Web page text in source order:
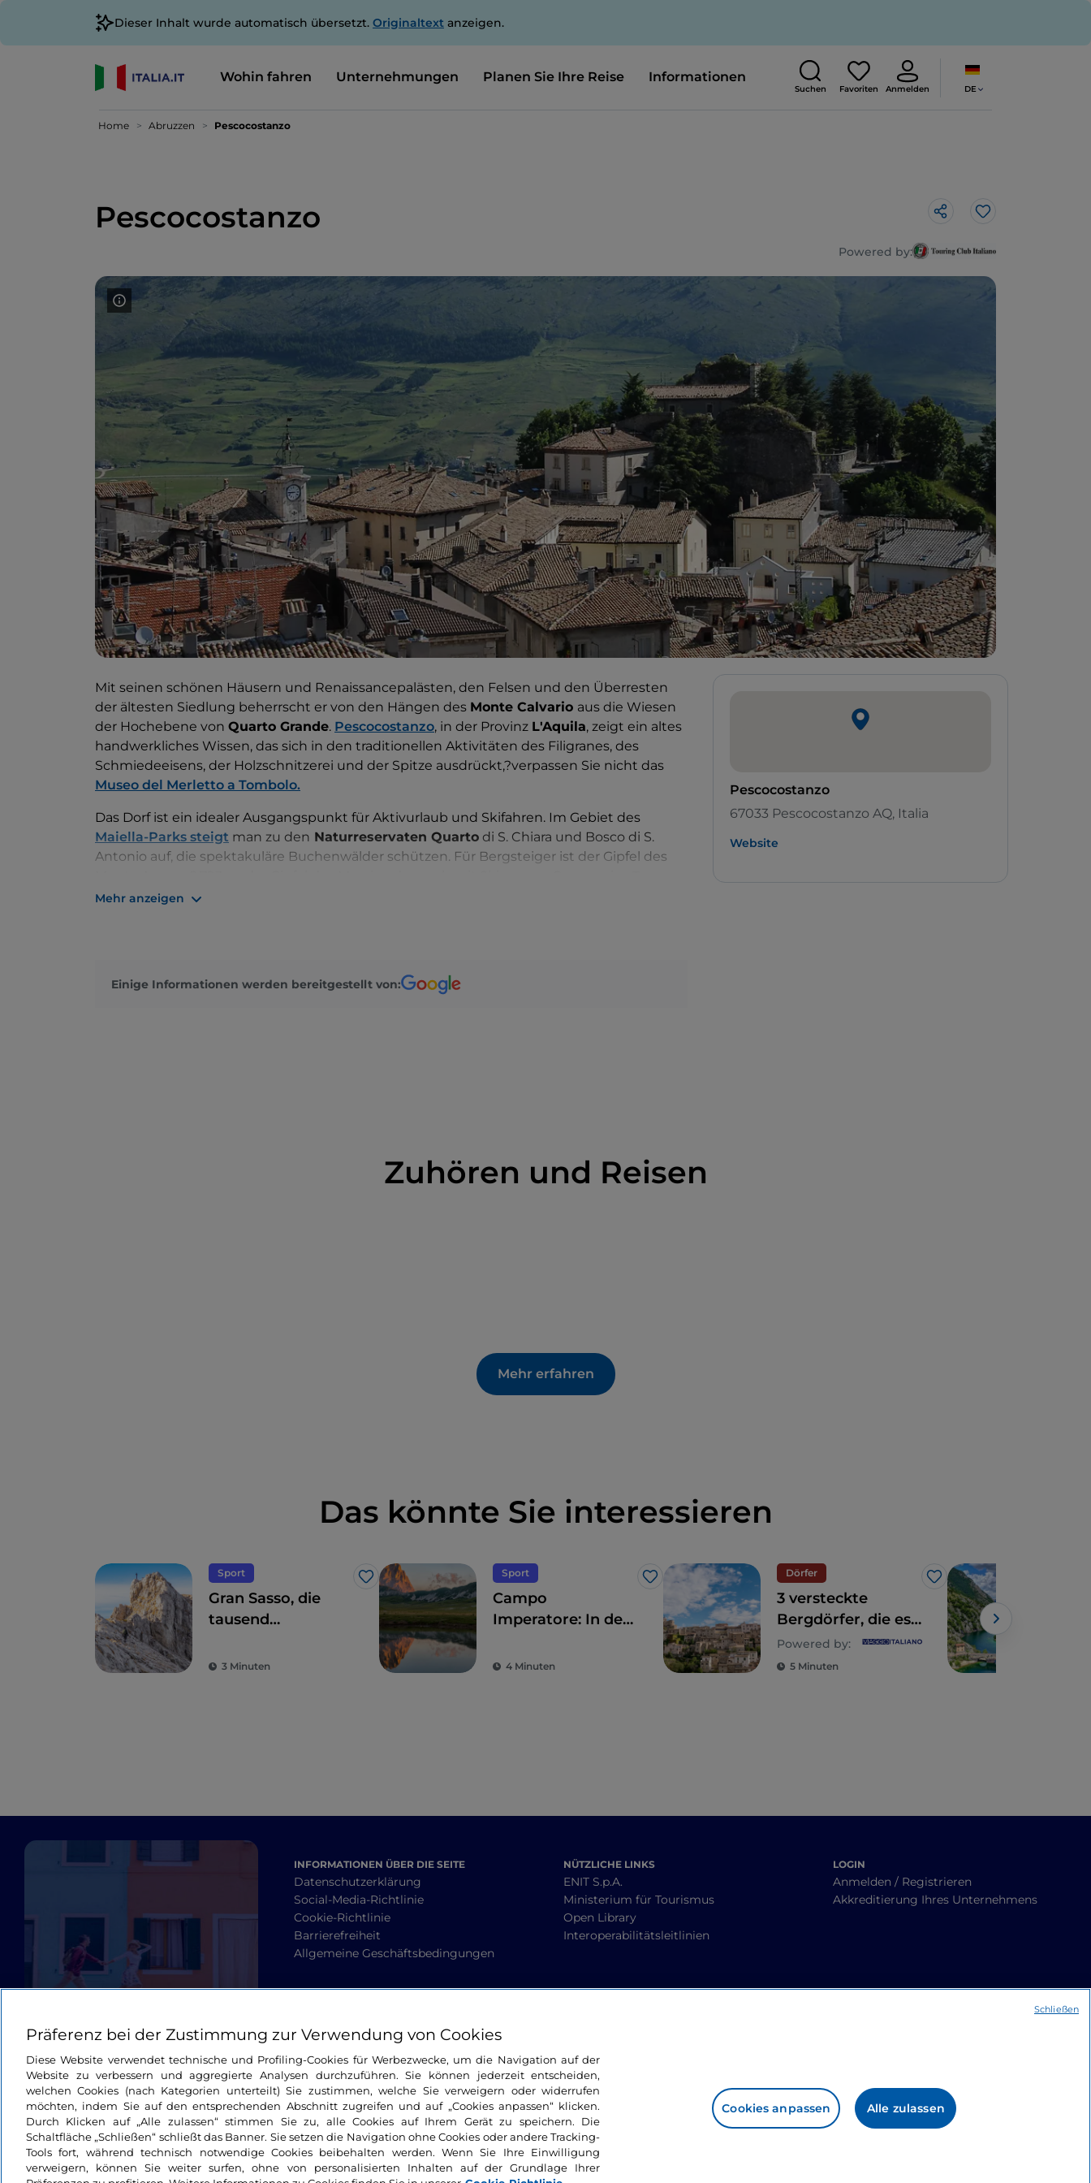
Dieser Inhalt wurde automatisch übersetzt. Originaltext anzeigen.
Wohin fahren Unternehmungen Planen Sie Ihre Reise Informationen
Suchen Favoriten Anmelden DE
Home Abruzzen Pescocostanzo
Pescocostanzo Like
Powered by:
Mit seinen schönen Häusern und Renaissancepalästen, den Felsen und den Überresten
der ältesten Siedlung beherrscht er von den Hängen des Monte Calvario aus die Wiesen
der Hochebene von Quarto Grande. Pescocostanzo, in der Provinz L'Aquila, zeigt ein altes
handwerkliches Wissen, das sich in den traditionellen Aktivitäten des Filigranes, des
Schmiedeeisens, der Holzschnitzerei und der Spitze ausdrückt,?verpassen Sie nicht das
Museo del Merletto a Tombolo.
Das Dorf ist ein idealer Ausgangspunkt für Aktivurlaub und Skifahren. Im Gebiet des
Maiella-Parks steigt man zu den Naturreservaten Quarto di S. Chiara und Bosco di S.
Antonio auf, die spektakuläre Buchenwälder schützen. Für Bergsteiger ist der Gipfel des
oder Lama dei Peligni aus erreicht werden kann, das Ziel.
Mehr anzeigen
Einige Informationen werden bereitgestellt von:
Pescocostanzo
67033 Pescocostanzo AQ, Italia
Website
Zuhören und Reisen
Mehr erfahren
Das könnte Sie interessieren
Sport
Like
Gran Sasso, die
tausend
den Abruzzen
3 Minuten
Sport
Like
Campo
Imperatore: In den
mehr als nur
4 Minuten
Dörfer
Like
3 versteckte
Bergdörfer, die es
in den Abruzzen zu
entdecken gilt
Powered by:
5 Minuten
INFORMATIONEN ÜBER DIE SEITE
Datenschutzerklärung
Social-Media-Richtlinie
Cookie-Richtlinie
Barrierefreiheit
Allgemeine Geschäftsbedingungen
NÜTZLICHE LINKS
ENIT S.p.A.
Ministerium für Tourismus
Open Library
Interoperabilitätsleitlinien
LOGIN
Anmelden / Registrieren
Akkreditierung Ihres Unternehmens
Präferenz bei der Zustimmung zur Verwendung von Cookies
Diese Website verwendet technische und Profiling-Cookies für Werbezwecke, um die Navigation auf der
Website zu verbessern und aggregierte Analysen durchzuführen. Sie können jederzeit entscheiden,
welchen Cookies (nach Kategorien unterteilt) Sie zustimmen, welche Sie verweigern oder widerrufen
möchten, indem Sie auf den entsprechenden Abschnitt zugreifen und auf „Cookies anpassen“ klicken.
Durch Klicken auf „Alle zulassen“ stimmen Sie zu, alle Cookies auf Ihrem Gerät zu speichern. Die
Schaltfläche „Schließen“ schließt das Banner. Sie setzen die Navigation ohne Cookies oder andere Tracking-
Tools fort, während technisch notwendige Cookies beibehalten werden. Wenn Sie Ihre Einwilligung
verweigern, können Sie weiter surfen, ohne von personalisierten Inhalten auf der Grundlage Ihrer
Cookies anpassen Alle zulassen
Schließen